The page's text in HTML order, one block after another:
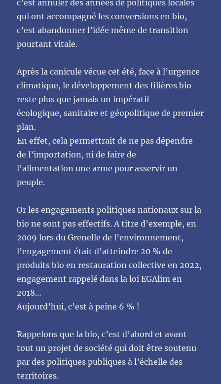
c’est annuler des années de politiques locales
qui ont accompagné les conversions en bio,
c’est abandonner l’idée même de transition
pourtant vitale.
Après la canicule vécue cet été, face à l’urgence
climatique, le développement des filières bio
reste plus que jamais un impératif
écologique, sanitaire et géopolitique de premier
plan.
En effet, cela permettrait de ne pas dépendre
de l’importation, ni de faire de
l’alimentation une arme pour asservir un
peuple.
Or les engagements politiques nationaux sur la
bio ne sont pas effectifs. A titre d’exemple, en
2009 lors du Grenelle de l’environnement,
l’engagement était d’atteindre 20 % de
produits bio en restauration collective en 2022,
engagement rappelé dans la loi EGAlim en
2018…
Aujourd’hui, c’est à peine 6 % !
Rappelons que la bio, c’est d’abord et avant
tout un projet de société qui doit être soutenu
par des politiques publiques à l’échelle des
territoires.